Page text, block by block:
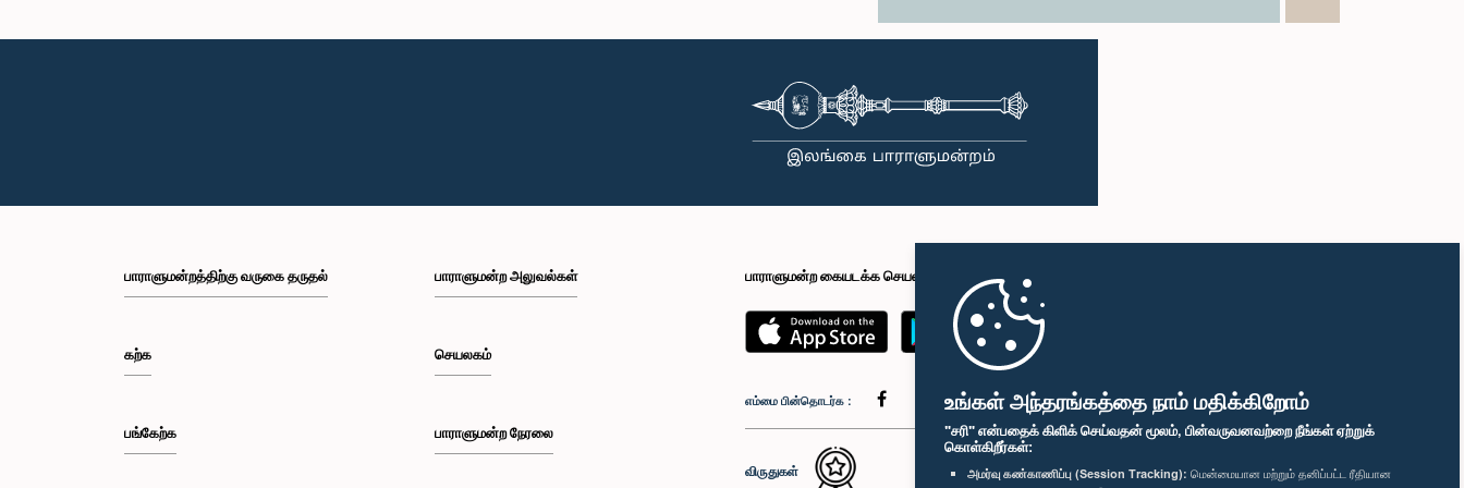
உங்கள் அந்தரங்கத்தை நாம் மதிக்கிறோம்
"சரி" என்பதைக் கிளிக் செய்வதன் மூலம், பின்வருவனவற்றை நீங்கள் ஏற்றுக்
கொள்கிறீர்கள்:
அமர்வு கண்காணிப்பு (Session Tracking): மென்மையான மற்றும் தனிப்பட்ட ரீதியான
பாராளுமன்றத்திற்கு வருகை தருதல்
கற்க
பங்கேற்க
பாராளுமன்ற அலுவல்கள்
செயலகம்
பாராளுமன்ற நேரலை
பாராளுமன்ற கையடக்க செயலி
எம்மை பின்தொடர்க :
விருதுகள்